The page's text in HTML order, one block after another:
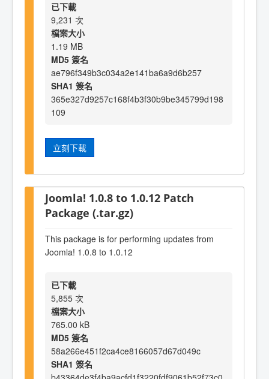
已下載
9,231 次
檔案大小
1.19 MB
MD5 簽名
ae796f349b3c034a2e141ba6a9d6b257
SHA1 簽名
365e327d9257c168f4b3f30b9be345799d198
109
立刻下載
Joomla! 1.0.8 to 1.0.12 Patch
Package (.tar.gz)
This package is for performing updates from
Joomla! 1.0.8 to 1.0.12
已下載
5,855 次
檔案大小
765.00 kB
MD5 簽名
58a266e451f2ca4ce8166057d67d049c
SHA1 簽名